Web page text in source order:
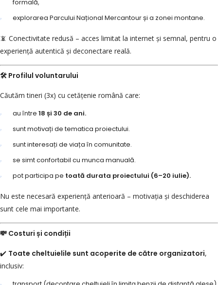
formală,
explorarea Parcului Național Mercantour și a zonei montane.
📵 Conectivitate redusă – acces limitat la internet și semnal, pentru o
experiență autentică și deconectare reală.
🛠️ Profilul voluntarului
Căutăm tineri (3x) cu cetățenie română care:
au între 18 și 30 de ani.
sunt motivați de tematica proiectului.
sunt interesați de viața în comunitate.
se simt confortabil cu munca manuală.
pot participa pe toată durata proiectului (6–20 iulie).
Nu este necesară experiență anterioară – motivația și deschiderea
sunt cele mai importante.
💸 Costuri și condiții
✔️ Toate cheltuielile sunt acoperite de către organizatori,
inclusiv: